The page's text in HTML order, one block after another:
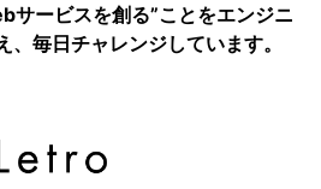
サービスを創る”ことをエンジニ
、毎日チャレンジしています。